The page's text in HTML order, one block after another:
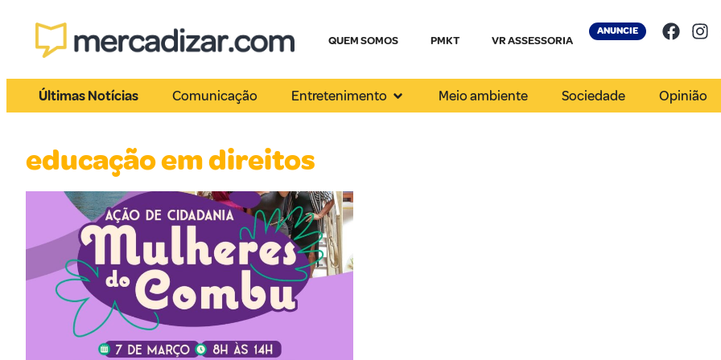
QUEM SOMOS PMKT VR ASSESSORIA
ANUNCIE
Últimas Notícias Comunicação Entretenimento Meio ambiente Sociedade Opinião
educação em direitos